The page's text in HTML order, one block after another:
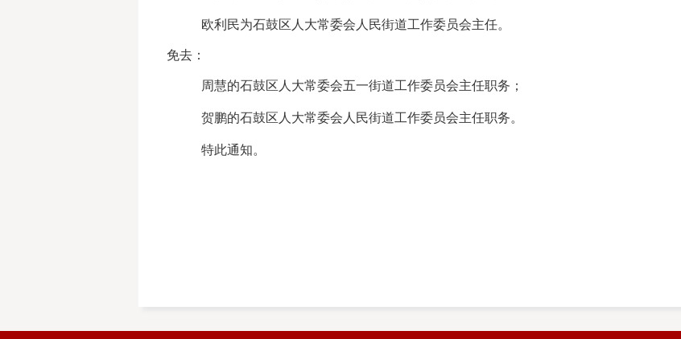
欧利民为石鼓区人大常委会人民街道工作委员会主任。
免去：
周慧的石鼓区人大常委会五一街道工作委员会主任职务；
贺鹏的石鼓区人大常委会人民街道工作委员会主任职务。
特此通知。